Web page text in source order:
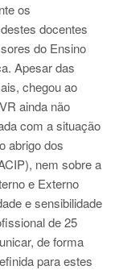
os
docentes
do Ensino
Apesar das
chegou ao
ainda não
com a situação
abrigo dos
nem sobre a
e Externo
e sensibilidade
de 25
de forma
para estes